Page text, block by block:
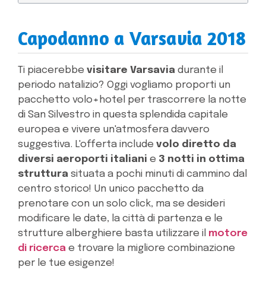
Capodanno a Varsavia 2018
Ti piacerebbe visitare Varsavia durante il
periodo natalizio? Oggi vogliamo proporti un
pacchetto volo+hotel per trascorrere la notte
di San Silvestro in questa splendida capitale
europea e vivere un'atmosfera davvero
suggestiva. L'offerta include volo diretto da
diversi aeroporti italiani e 3 notti in ottima
struttura situata a pochi minuti di cammino dal
centro storico! Un unico pacchetto da
prenotare con un solo click, ma se desideri
modificare le date, la città di partenza e le
strutture alberghiere basta utilizzare il motore
di ricerca e trovare la migliore combinazione
per le tue esigenze!